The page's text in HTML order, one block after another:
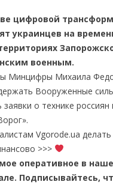
цифровой
украинцев на
военным.
Минцифры Михаила
Вооруженные
о технике россиян
Vgorode.ua
>>>
оперативное в
Подписывайтесь,